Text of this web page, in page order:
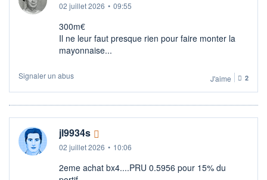
02 juillet 2026 • 09:55
300m€
Il ne leur faut presque rien pour faire monter la
mayonnaise...
Signaler un abus J'aime 2
jl9934s
02 juillet 2026 • 10:06
2eme achat bx4....PRU 0.5956 pour 15% du